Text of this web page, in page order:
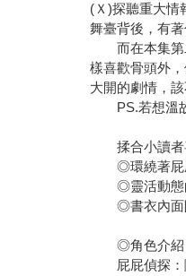
(Ｘ)探聽重大
舞臺背後，有
而在本集第二
樣喜歡骨頭外
大開的劇情，
PS.若想溫故
揉合小讀者
◎環繞著屁屁
◎靈活動態的
◎書衣內面附
◎角色介紹
屁屁偵探：隨